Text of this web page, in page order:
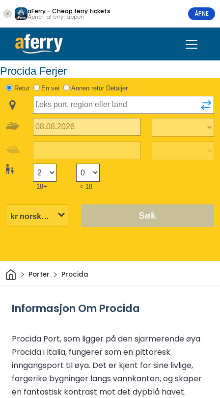
aFerry - Cheap ferry tickets
Åpne i aFerry-appen ÅPNE
Procida Ferjer
Retur En vei Annen retur Detaljer
18+ < 18
Søk
HjemPorter Procida
Informasjon Om Procida
Procida Port, som ligger på den sjarmerende øya
Procida i Italia, fungerer som en pittoresk
inngangsport til øya. Det er kjent for sine livlige,
fargerike bygninger langs vannkanten, og skaper
en fantastisk kontrast mot det dypblå havet.